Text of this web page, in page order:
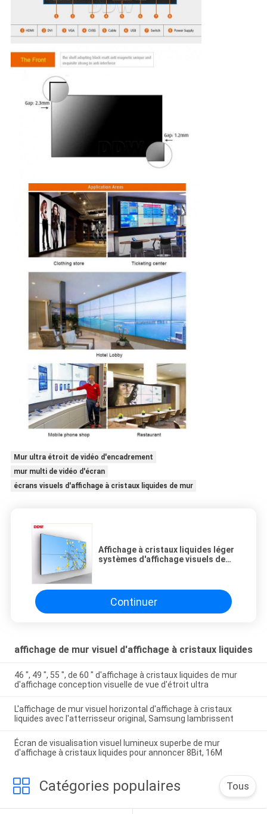
Mur ultra étroit de vidéo d'encadrement
mur multi de vidéo d'écran
écrans visuels d'affichage à cristaux liquides de mur
Affichage à cristaux liquides léger
systèmes d'affichage visuels de
Continuer
affichage de mur visuel d'affichage à cristaux liquides
46 ″, 49 ″, 55 ″, de 60 ″ d'affichage à cristaux liquides de mur
d'affichage conception visuelle de vue d'étroit ultra
L'affichage de mur visuel horizontal d'affichage à cristaux
liquides avec l'atterrisseur original, Samsung lambrissent
Écran de visualisation visuel lumineux superbe de mur
d'affichage à cristaux liquides pour annoncer 8Bit, 16M
Catégories populaires Tous